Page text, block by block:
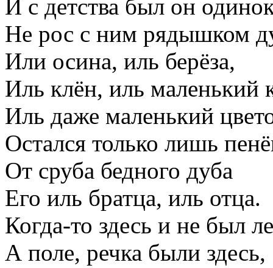
И с детства был он
Не рос с ним рядышком
Или осина, иль берёза,
Иль клён, иль маленький
Иль даже маленький
Остался только лишь
От сруба бедного дуба
Его иль братца, иль отца.
Когда-то здесь и не был
А поле, речка были здесь,